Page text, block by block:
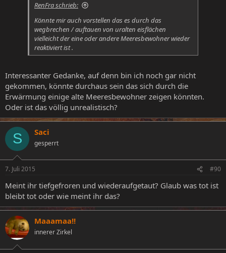
RenFra schrieb:
Könnte mir auch vorstellen das es durch das
wegbrechen / auftauen von uralten eisflächen
vielleicht der eine oder andere Meeresbewohner wieder
reaktiviert ist .
Interessanter Gedanke, auf denn bin ich noch gar nicht
gekommen, könnte durchaus sein das sich durch die
Erwärmung einige alte Meeresbewohner zeigen könnten.
Oder ist das völlig unrealistisch?
S Saci
gesperrt
7. Juli 2015 #90
Meint ihr tiefgefroren und wiederaufgetaut? Glaub was tot ist
bleibt tot oder wie meint ihr das?
Maaamaa!!
innerer Zirkel